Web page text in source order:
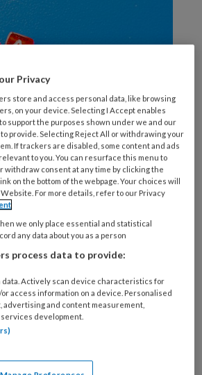
deed veel onderzoek
en -stoornissen en
over:Paniek en hoe het
Schruers is psychiater en
Universiteit Maastricht en
for Mental Health and
van de Faculty of
and Life Sciences.
Privacy
store and access personal data, like browsing
on your device. Selecting I Accept enables
support the purposes shown under we and our
provide. Selecting Reject All or withdrawing your
If trackers are disabled, some content and ads
to you. You can resurface this menu to
withdraw consent at any time by clicking the
on the bottom of the webpage. Your choices will
For more details, refer to our Privacy
we only place essential and statistical
any data about you as a person
process data to provide:
data. Actively scan device characteristics for
access information on a device. Personalised
advertising and content measurement,
development.